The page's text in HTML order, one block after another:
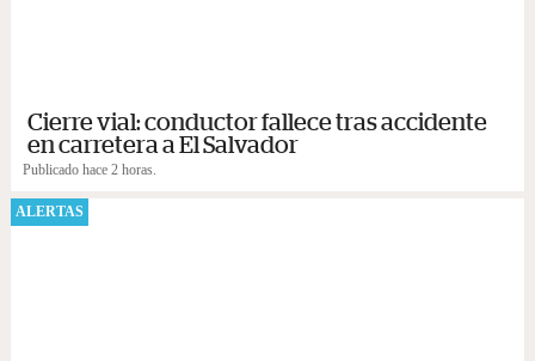
Cierre vial: conductor fallece tras accidente
en carretera a El Salvador
Publicado hace 2 horas.
ALERTAS